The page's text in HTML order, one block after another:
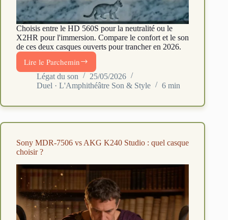
Choisis entre le HD 560S pour la neutralité ou le
X2HR pour l'immersion. Compare le confort et le son
de ces deux casques ouverts pour trancher en 2026.
Lire le Parchemin
Sennheiser
HD
560S
Philips
:
quel
Hi-
Fi
choisir
en
2026
Légat du son
25/05/2026
Duel · L'Amphithéâtre Son & Style
6 min
Sony MDR-7506 vs AKG K240 Studio : quel casque
choisir ?